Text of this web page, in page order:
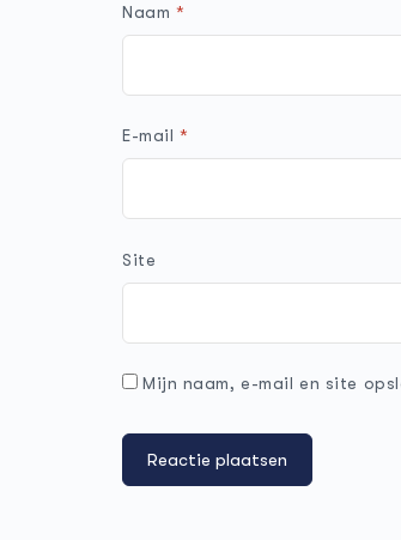
Naam *
E-mail *
Site
Mijn naam, e-mail en site